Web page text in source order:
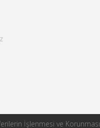
İşlenmesi ve Korunması